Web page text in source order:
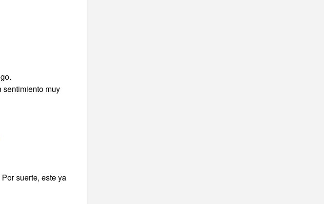
sentimiento muy
suerte, este ya